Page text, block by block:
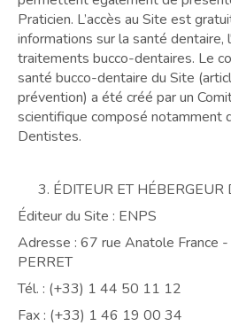
Praticien. L’accès au Site est
informations sur la santé dentaire,
traitements bucco-dentaires. Le
santé bucco-dentaire du Site
prévention) a été créé par un
scientifique composé notamment
Dentistes.
ÉDITEUR ET HÉBERGEUR
Éditeur du Site : ENPS
Adresse : 67 rue Anatole France
PERRET
Tél. : (+33) 1 44 50 11 12
Fax : (+33) 1 46 19 00 34